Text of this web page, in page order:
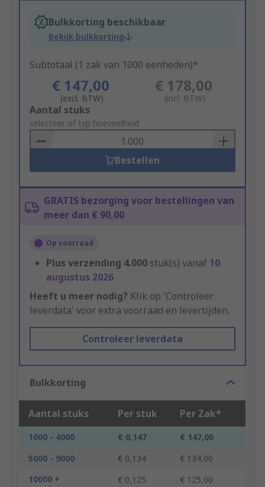
Bulkkorting beschikbaar
Bekijk bulkkorting
Subtotaal (1 zak van 1000 eenheden)*
€ 147,00
(excl. BTW)
€ 178,00
(incl. BTW)
Add
to
Basket
Aantal stuks
selecteer of typ hoeveelheid
Bestellen
GRATIS bezorging voor bestellingen van
meer dan € 90,00
Op voorraad
Plus verzending 4.000 stuk(s) vanaf 10
augustus 2026
Heeft u meer nodig? Klik op 'Controleer
leverdata' voor extra voorraad en levertijden.
Controleer leverdata
Bulkkorting
Aantal stuks Per stuk Per Zak*
1000 - 4000 € 0,147
€ 147,00
5000 - 9000
€ 0,134
€ 134,00
10000 +
€ 0,125 € 125,00